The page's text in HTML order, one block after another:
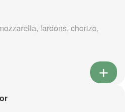
lardons, chorizo,